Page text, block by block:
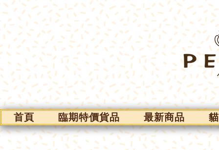
首頁 臨期特價貨品 最新商品